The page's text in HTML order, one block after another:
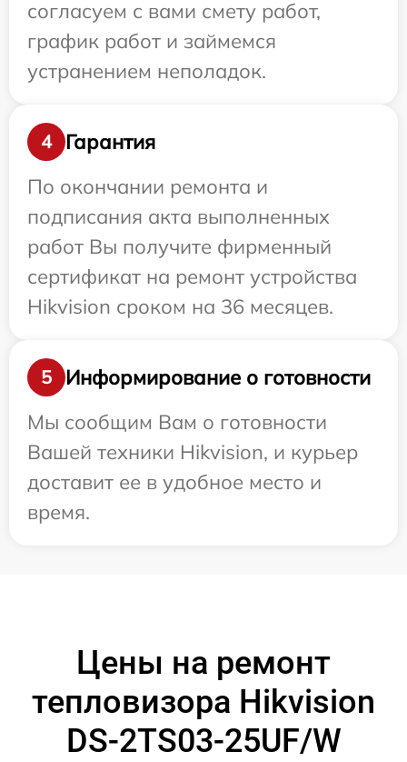
согласуем с вами смету работ,
график работ и займемся
устранением неполадок.
4
Гарантия
По окончании ремонта и
подписания акта выполненных
работ Вы получите фирменный
сертификат на ремонт устройства
Hikvision сроком на 36 месяцев.
5
Информирование о готовности
Мы сообщим Вам о готовности
Вашей техники Hikvision, и курьер
доставит ее в удобное место и
время.
Цены на ремонт
тепловизора Hikvision
DS-2TS03-25UF/W